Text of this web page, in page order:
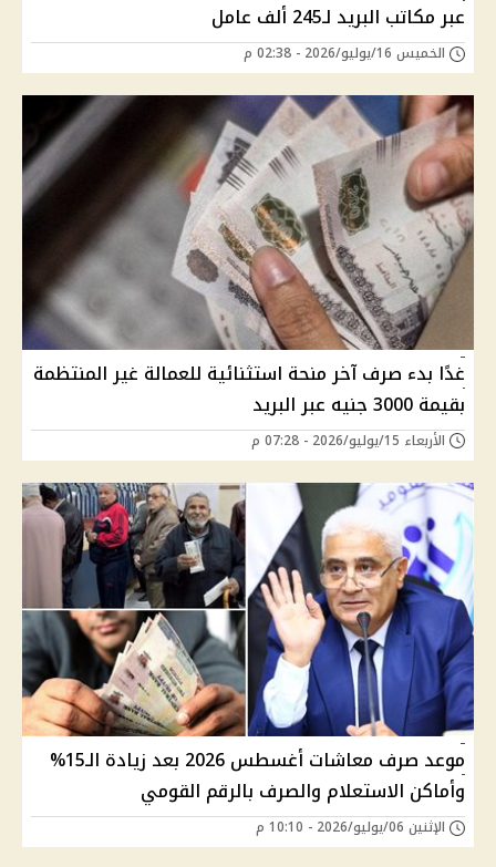
عبر مكاتب البريد لـ245 ألف عامل
الخميس 16/يوليو/2026 - 02:38 م
غدًا بدء صرف آخر منحة استثنائية للعمالة غير المنتظمة
بقيمة 3000 جنيه عبر البريد
الأربعاء 15/يوليو/2026 - 07:28 م
موعد صرف معاشات أغسطس 2026 بعد زيادة الـ15%
وأماكن الاستعلام والصرف بالرقم القومي
الإثنين 06/يوليو/2026 - 10:10 م